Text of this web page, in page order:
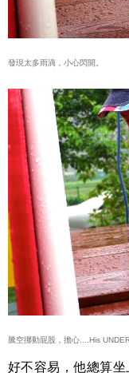
發現太多雨滴，小心閃開。
騰空挪動屁股，擔心....His
好不容易，他總算